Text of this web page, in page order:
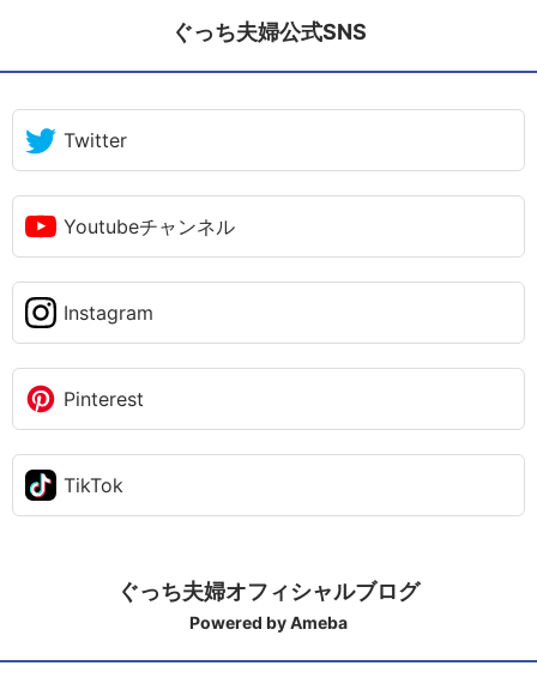
ぐっち夫婦公式SNS
Twitter
Youtubeチャンネル
Instagram
Pinterest
TikTok
ぐっち夫婦オフィシャルブログ
Powered by Ameba